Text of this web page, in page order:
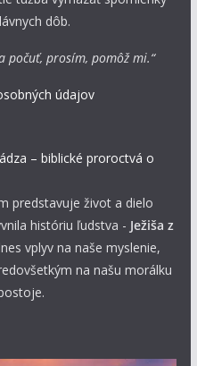
dôb.
počuť, prosím, pomôž mi.“
údajov
predstavuje život a dielo
históriu ľudstva - Ježiša z
vplyv na naše myslenie,
na našu morálku